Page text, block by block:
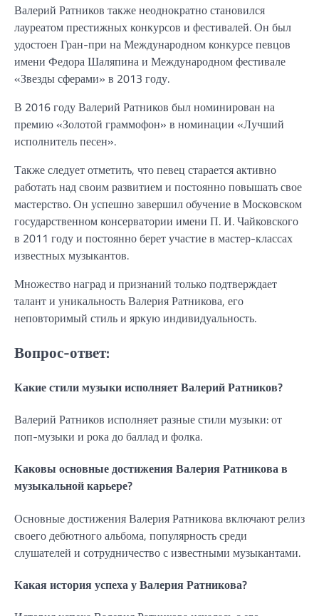
Валерий Ратников также неоднократно становился
лауреатом престижных конкурсов и фестивалей. Он был
удостоен Гран-при на Международном конкурсе певцов
имени Федора Шаляпина и Международном фестивале
«Звезды сферами» в 2013 году.
В 2016 году Валерий Ратников был номинирован на
премию «Золотой граммофон» в номинации «Лучший
исполнитель песен».
Также следует отметить, что певец старается активно
работать над своим развитием и постоянно повышать свое
мастерство. Он успешно завершил обучение в Московском
государственном консерватории имени П. И. Чайковского
в 2011 году и постоянно берет участие в мастер-классах
известных музыкантов.
Множество наград и признаний только подтверждает
талант и уникальность Валерия Ратникова, его
неповторимый стиль и яркую индивидуальность.
Вопрос-ответ:
Какие стили музыки исполняет Валерий Ратников?
Валерий Ратников исполняет разные стили музыки: от
поп-музыки и рока до баллад и фолка.
Каковы основные достижения Валерия Ратникова в
музыкальной карьере?
Основные достижения Валерия Ратникова включают релиз
своего дебютного альбома, популярность среди
слушателей и сотрудничество с известными музыкантами.
Какая история успеха у Валерия Ратникова?